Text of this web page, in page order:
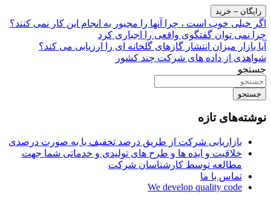
رایگان – خرید
راهبری
نوشته
اگر خیلی خوب است ، چرا آنها را مجبور به انجام این کار نمی کنند؟
چرا نمی توان گفتگوی واقعی را اجباری کرد
آیا بازار میزان انتشار گازهای گلخانه ای را ارزیابی می کند؟
شواهدی از داده های شرکت چند کشور
جستجو
جستجو
نوشته‌های تازه
بازاریابی شرکت از طریق درصد تخفیف یا به صورت درصدی
خلاقیت و ایده ها و طرح های تولیدی و خدماتی شما جهت
مطالعه توسط کارشناسان شرکت
تماس با ما
We develop quality code